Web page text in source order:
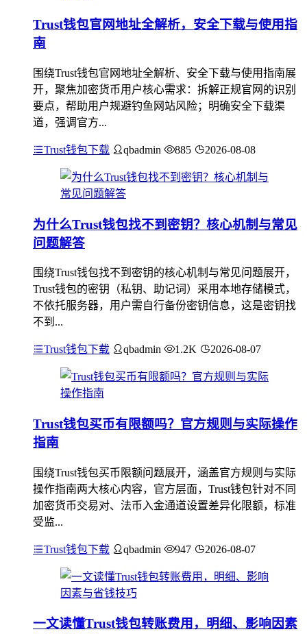
Trust钱包官网地址全解析，安全下载与使用指
南
围绕Trust钱包官网地址全解析、安全下载与使用指南展
开，聚焦加密货币用户核心需求：拆解正规官网的识别
要点，帮助用户规避钓鱼网站风险；明确安全下载渠
道，强调官方...
Trust钱包下载 qbadmin 885 2026-08-08
为什么Trust钱包找不到密钥？核心机制与常见
问题解答
围绕Trust钱包找不到密钥的核心机制与常见问题展开，
Trust钱包的密钥（私钥、助记词）采用本地存储模式，
不依托服务器，用户需自行备份密钥信息，这是密钥找
不到...
Trust钱包下载 qbadmin 1.2K 2026-08-07
Trust钱包买币有限额吗？官方规则与实际操作
指南
围绕Trust钱包买币限额问题展开，涵盖官方规则与实际
操作指南两大核心内容，官方层面，Trust钱包针对不同
加密货币交易对、法币入金通道设置差异化限额，标准
受监...
Trust钱包下载 qbadmin 947 2026-08-07
一文读懂Trust钱包转账费用，明细、影响因素